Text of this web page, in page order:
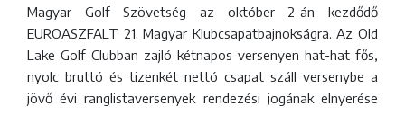
Magyar Golf Szövetség az október 2-án kezdődő
EUROASZFALT 21. Magyar Klubcsapatbajnokságra. Az Old
Lake Golf Clubban zajló kétnapos versenyen hat-hat fős,
nyolc bruttó és tizenkét nettó csapat száll versenybe a
jövő évi ranglistaversenyek rendezési jogának elnyerése